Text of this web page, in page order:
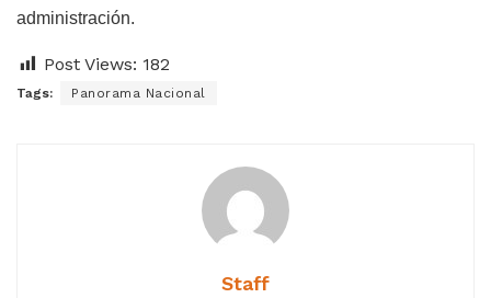
administración.
Post Views: 182
Tags: Panorama Nacional
Staff